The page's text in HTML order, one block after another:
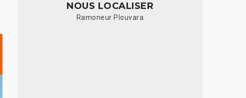
NOUS LOCALISER
Ramoneur Plouvara